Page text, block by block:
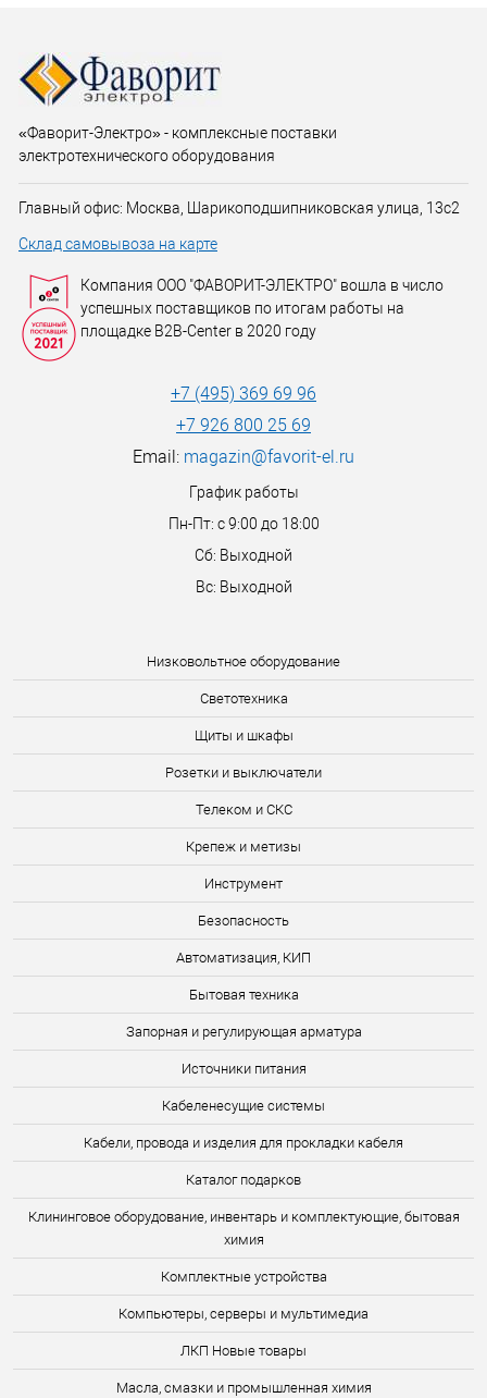
Низковольтное оборудование
Светотехника
Щиты и шкафы
Розетки и выключатели
Телеком и СКС
Крепеж и метизы
Инструмент
Безопасность
Автоматизация, КИП
Бытовая техника
Запорная и регулирующая арматура
Источники питания
Кабеленесущие системы
Кабели, провода и изделия для прокладки кабеля
Каталог подарков
Клининговое оборудование, инвентарь и комплектующие, бытовая
химия
Комплектные устройства
Компьютеры, серверы и мультимедиа
ЛКП Новые товары
Масла, смазки и промышленная химия
«Фаворит-Электро» - комплексные поставки
электротехнического оборудования
Главный офис: Москва, Шарикоподшипниковская улица, 13с2
Склад самовывоза на карте
Компания ООО "ФАВОРИТ-ЭЛЕКТРО" вошла в число
успешных поставщиков по итогам работы на
площадке B2B-Center в 2020 году
+7 (495) 369 69 96
+7 926 800 25 69
Email: magazin@favorit-el.ru
График работы
Пн-Пт: с 9:00 до 18:00
Сб: Выходной
Вс: Выходной